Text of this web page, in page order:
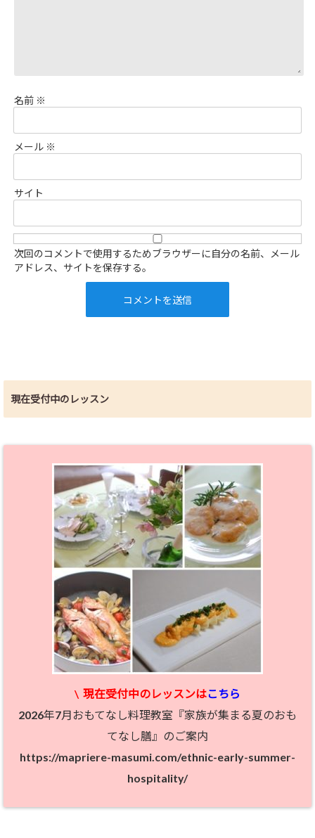
名前 ※
メール ※
サイト
次回のコメントで使用するためブラウザーに自分の名前、メール
アドレス、サイトを保存する。
現在受付中のレッスン
\ 現在受付中のレッスンはこちら
2026年7月おもてなし料理教室『家族が集まる夏のおも
てなし膳』のご案内
https://mapriere-masumi.com/ethnic-early-summer-
hospitality/